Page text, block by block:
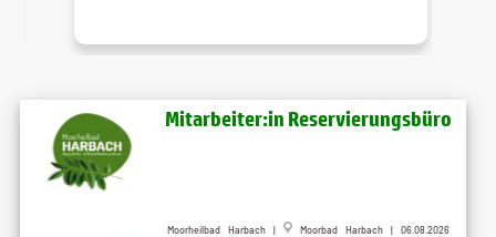
Mitarbeiter:in Reservierungsbüro
Moorheilbad Harbach | Moorbad Harbach | 06.08.2026